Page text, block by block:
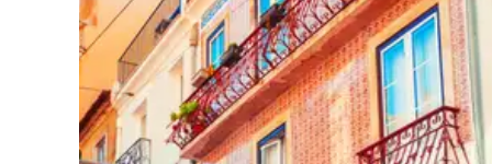
Turquía